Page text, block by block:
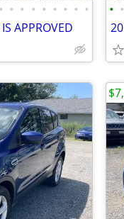
• • • • • • • • •
APPROVED
• •